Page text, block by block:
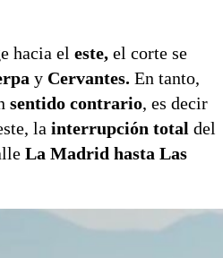
hacia el este, el corte se
y Cervantes. En tanto,
sentido contrario, es decir
la interrupción total del
La Madrid hasta Las